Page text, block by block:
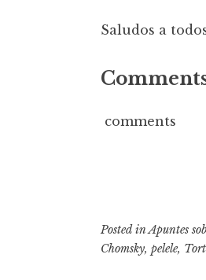
Saludos a
comments
Posted inApuntes
Chomsky, pelele,